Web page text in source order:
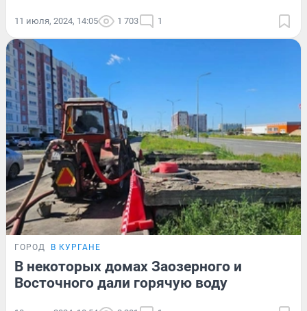
11 июля, 2024, 14:05 1 703 1
ГОРОД В КУРГАНЕ
В некоторых домах Заозерного и
Восточного дали горячую воду